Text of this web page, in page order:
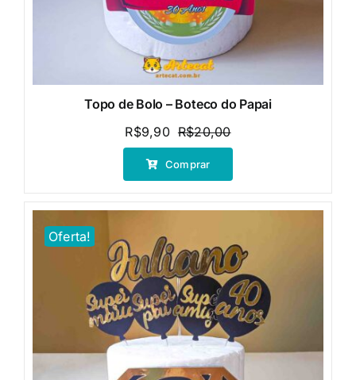
Topo de Bolo – Boteco do Papai
R$20,00O
preço
era:
R$9,90
O
preço
é:
Comprar
Oferta!